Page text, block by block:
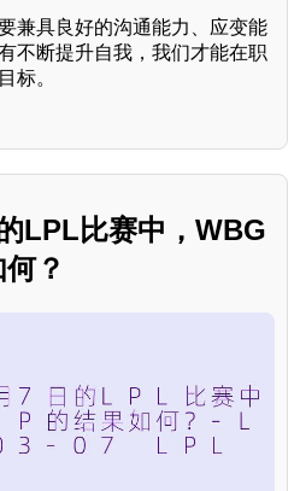
兼具良好的沟通能力、应变能
不断提升自我，我们才能在职
标。
LPL比赛中，WBG
？